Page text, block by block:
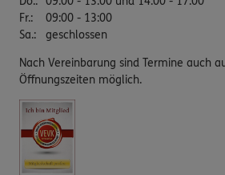
Fr.:
09:00 - 13:00
Sa.: geschlossen
Nach Vereinbarung sind Termine auch
Öffnungszeiten möglich.